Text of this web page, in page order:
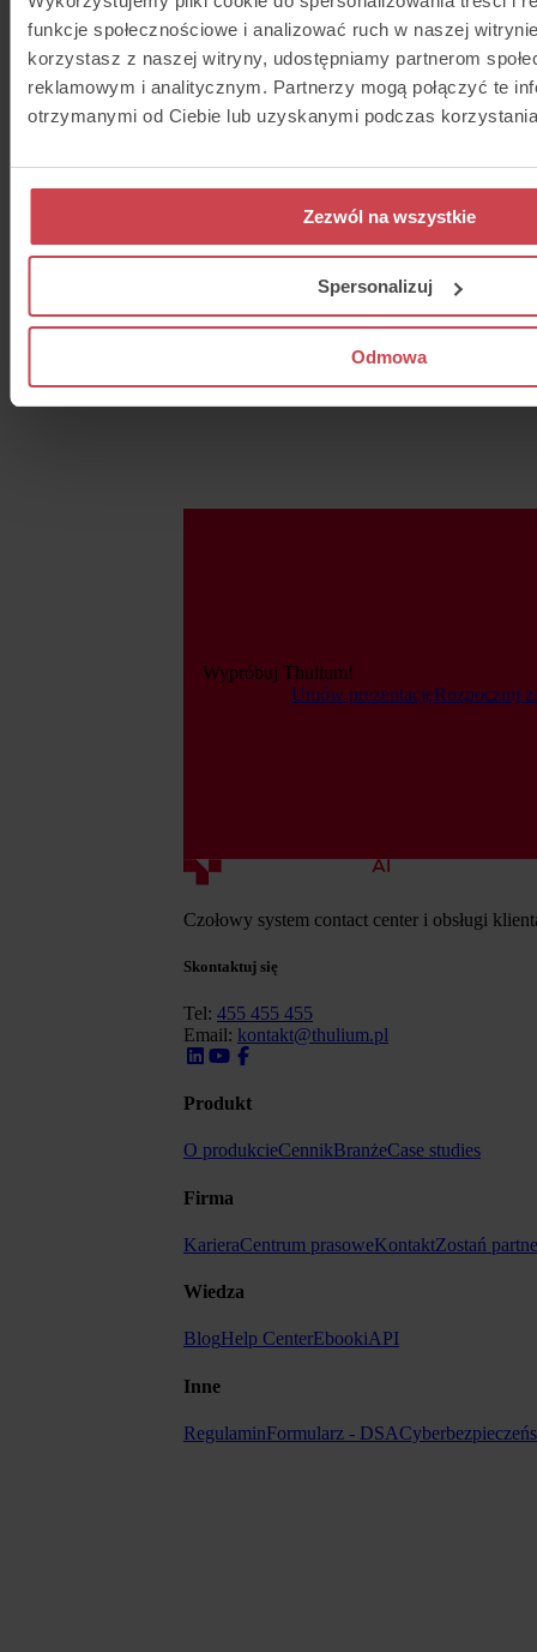
funkcje społecznościowe i analizować ruch w naszej
korzystasz z naszej witryny, udostępniamy partnerom
reklamowym i analitycznym. Partnerzy mogą połączyć te
otrzymanymi od Ciebie lub uzyskanymi podczas
Zezwól na wszystkie
Spersonalizuj
Odmowa
18 czerwca 2025
w obsłudze klienta? Ten webinar to
analizować rozmowy z klientami bez
automatycznie oceniać ich jakość, jak
Wypróbuj Thulium!
Umów prezentacjęRozpocznij
Czołowy system contact center i obsługi
Skontaktuj się
Tel: 455 455 455
Email: kontakt@thulium.pl
Produkt
O produkcieCennikBranżeCase studies
Firma
KarieraCentrum prasoweKontaktZostań
Wiedza
BlogHelp CenterEbookiAPI
Inne
RegulaminFormularz - DSA